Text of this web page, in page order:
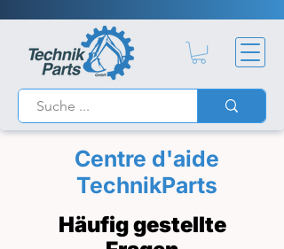
Centre d'aide
TechnikParts
Häufig gestellte